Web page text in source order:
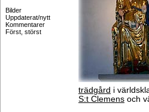
Bilder
Uppdaterat/nytt
Kommentarer
Först, störst
trädgård i
S:t Clemens och